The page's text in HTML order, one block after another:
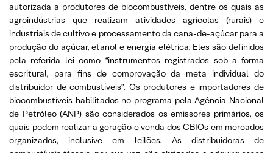
autorizada a produtores de biocombustíveis, dentre os quais as
agroindústrias que realizam atividades agrícolas (rurais) e
industriais de cultivo e processamento da cana-de-açúcar para a
produção do açúcar, etanol e energia elétrica. Eles são definidos
pela referida lei como “instrumentos registrados sob a forma
escritural, para fins de comprovação da meta individual do
distribuidor de combustíveis”. Os produtores e importadores de
biocombustíveis habilitados no programa pela Agência Nacional
de Petróleo (ANP) são considerados os emissores primários, os
quais podem realizar a geração e venda dos CBIOs em mercados
organizados, inclusive em leilões. As distribuidoras de